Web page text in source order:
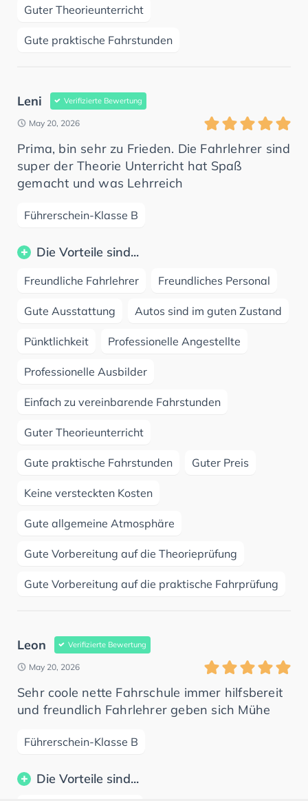
Guter Theorieunterricht
Gute praktische Fahrstunden
Leni Verifizierte Bewertung
May 20, 2026
Prima, bin sehr zu Frieden. Die Fahrlehrer sind
super der Theorie Unterricht hat Spaß
gemacht und was Lehrreich
Führerschein-Klasse B
Die Vorteile sind...
Freundliche Fahrlehrer Freundliches Personal
Gute Ausstattung Autos sind im guten Zustand
Pünktlichkeit Professionelle Angestellte
Professionelle Ausbilder
Einfach zu vereinbarende Fahrstunden
Guter Theorieunterricht
Gute praktische Fahrstunden Guter Preis
Keine versteckten Kosten
Gute allgemeine Atmosphäre
Gute Vorbereitung auf die Theorieprüfung
Gute Vorbereitung auf die praktische Fahrprüfung
Leon Verifizierte Bewertung
May 20, 2026
Sehr coole nette Fahrschule immer hilfsbereit
und freundlich Fahrlehrer geben sich Mühe
Führerschein-Klasse B
Die Vorteile sind...